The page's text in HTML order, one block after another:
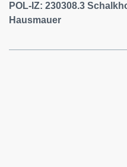
POL-IZ: 230308.3
Hausmauer